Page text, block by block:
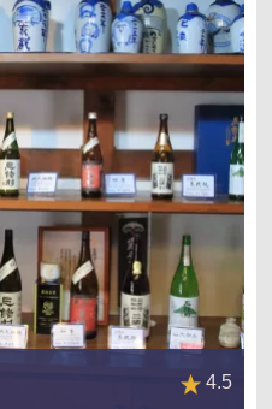
4.5